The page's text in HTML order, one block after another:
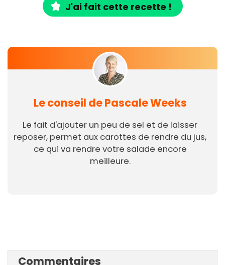
J'ai fait cette recette !
Le conseil de Pascale Weeks
Le fait d'ajouter un peu de sel et de laisser
reposer, permet aux carottes de rendre du jus,
ce qui va rendre votre salade encore
meilleure.
Commentaires